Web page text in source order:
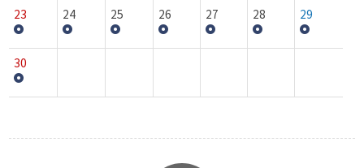
23 24 25 26 27 28 29
30